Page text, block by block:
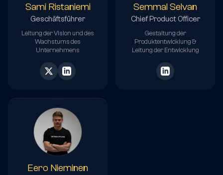
Sami Ristaniemi
Geschäftsführer
Leitung der Vision und des
Wachstums des
Unternehmens
Semmal Selvan
Chief Product Officer
Gestaltung der
Produktentwicklung &
Leitung der Entwicklung
Eero Nieminen